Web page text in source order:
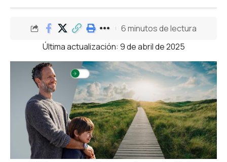
Última actualización: 9 de abril de 2025
6 minutos de lectura